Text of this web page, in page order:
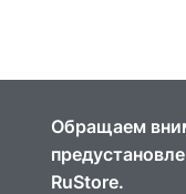
Обращаем
RuStore.